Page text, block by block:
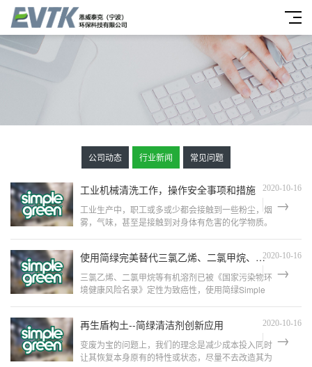
公司动态 行业新闻 常见问题
工业机械清洗工作，操作安全事项和措施 2020-10-16
工业生产中，职工或多或少都会接触到一些粉尘，烟
雾，气味，甚至是接触到对身体有危害的化学物质。
甚至有毒的有机溶...
使用简绿完美替代三氯乙烯、二氯甲烷、甲苯等有机溶剂2020-10-16
三氯乙烯、二氯甲烷等有机溶剂已被《国家污染物环
境健康风险名录》定性为致癌性，使用简绿Simple
再生盾构土--简绿清洁剂创新应用 2020-10-16
变废为宝的问题上，我们的理念是减少成本投入同时
让其恢复本身原有的特性或状态，尽量不去改造其为